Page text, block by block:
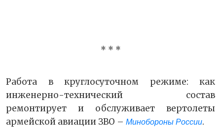
* * *
Работа в круглосуточном режиме: как
инженерно-технический состав
ремонтирует и обслуживает вертолеты
армейской авиации ЗВО – Минобороны России.